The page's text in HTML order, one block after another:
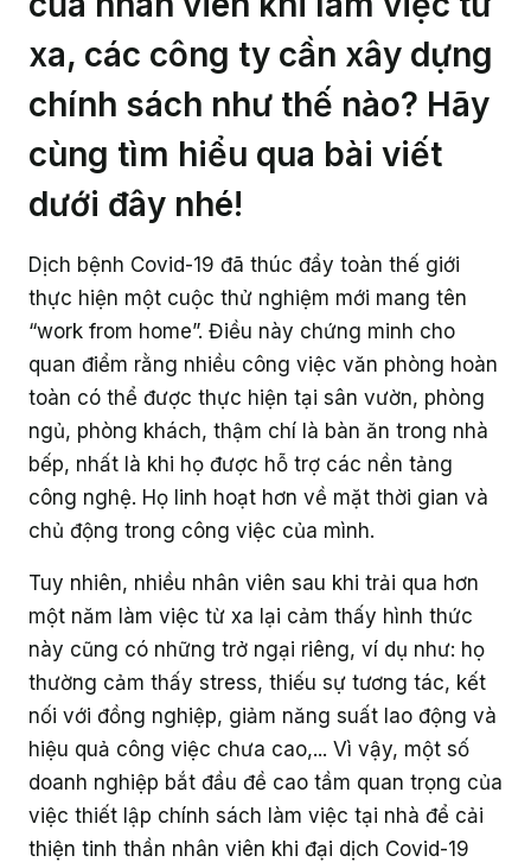
Livestream
Khảo sát
Thăm dò ý kiến
Hỏi đáp khách hàng
Làm việc từ xa
Hỗ trợ các mô hình doanh nghiệp
Hỗ trợ các bộ phận trong tổ chức
Hỗ trợ bộ phận Nhân sự
Hỗ trợ thành viên mới hòa nhập
Hỗ trợ giải đáp vấn đề nhân sự
Hỗ trợ luân chuyển vị trí/ giới thiệu
Hỗ trợ truyền thông nội bộ
Truyền thông nội bộ tổ chức
Truyền thông nhân sự
Hỗ trợ kỹ thuật
Loại hình tổ chức
Bán lẻ
Tài chính - Ngân hàng
Dịch vụ - Tư vấn
Công nghệ
Dành cho Quản trị viên nhóm
Dành cho Đội ngũ điều hành
Dành cho cấp Quản lý
Dành cho Nhân viên
Hướng dẫn triển khai chi tiết
Cách thu hút nhân sự tham gia GapoWork
Cách thúc đẩy tương tác tại GapoWork
Hiệu quả hóa truyền thông nội bộ tại GapoWork
Xây dựng văn hóa doanh nghiệp
Làm việc tại nhà với GapoWork
Khám phá thêm
Làm chủ tính năng GapoWork
Câu hỏi thường gặp
Có gì mới trên GapoWork?
Giải thưởng
Hiệu suất công việc
xa, các công ty cần xây dựng
chính sách như thế nào? Hãy
cùng tìm hiểu qua bài viết
dưới đây nhé!
Dịch bệnh Covid-19 đã thúc đẩy toàn thế giới
thực hiện một cuộc thử nghiệm mới mang tên
“work from home”. Điều này chứng minh cho
quan điểm rằng nhiều công việc văn phòng hoàn
toàn có thể được thực hiện tại sân vườn, phòng
ngủ, phòng khách, thậm chí là bàn ăn trong nhà
bếp, nhất là khi họ được hỗ trợ các nền tảng
công nghệ. Họ linh hoạt hơn về mặt thời gian và
chủ động trong công việc của mình.
Tuy nhiên, nhiều nhân viên sau khi trải qua hơn
một năm làm việc từ xa lại cảm thấy hình thức
này cũng có những trở ngại riêng, ví dụ như: họ
thường cảm thấy stress, thiếu sự tương tác, kết
nối với đồng nghiệp, giảm năng suất lao động và
hiệu quả công việc chưa cao,... Vì vậy, một số
doanh nghiệp bắt đầu đề cao tầm quan trọng của
việc thiết lập chính sách làm việc tại nhà để cải
thiện tinh thần nhân viên khi đại dịch Covid-19